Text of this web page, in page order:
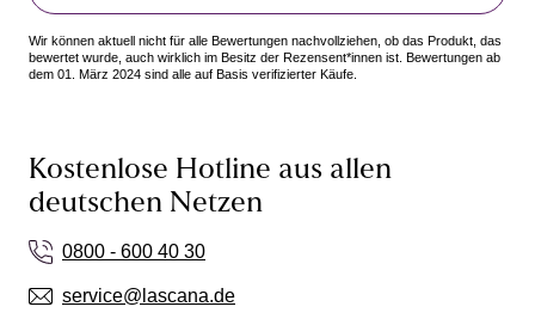
Wir können aktuell nicht für alle Bewertungen nachvollziehen, ob das Produkt, das
bewertet wurde, auch wirklich im Besitz der Rezensent*innen ist. Bewertungen ab
dem 01. März 2024 sind alle auf Basis verifizierter Käufe.
Kostenlose Hotline aus allen
deutschen Netzen
0800 - 600 40 30
service@lascana.de